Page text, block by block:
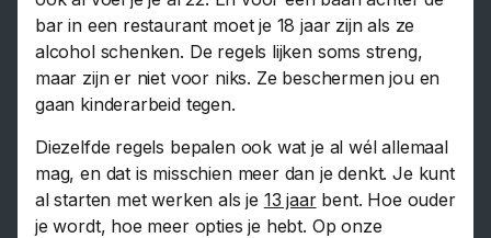
bar in een restaurant moet je 18 jaar zijn als ze
alcohol schenken. De regels lijken soms streng,
maar zijn er niet voor niks. Ze beschermen jou en
gaan kinderarbeid tegen.
Diezelfde regels bepalen ook wat je al wél allemaal
mag, en dat is misschien meer dan je denkt. Je kunt
al starten met werken als je 13 jaarbent. Hoe ouder
je wordt, hoe meer opties je hebt. Op onze